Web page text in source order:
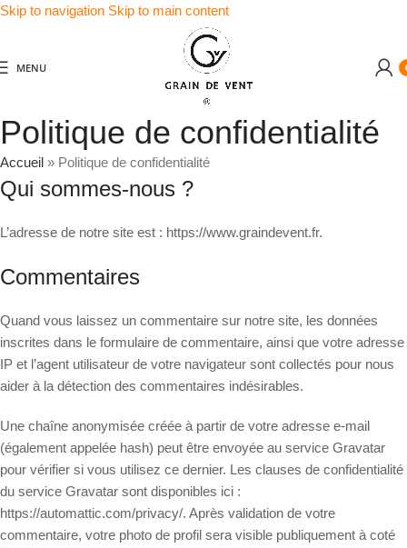
Skip to navigation Skip to main content
MENU
Politique de confidentialité
Accueil » Politique de confidentialité
Qui sommes-nous ?
L’adresse de notre site est : https://www.graindevent.fr.
Commentaires
Quand vous laissez un commentaire sur notre site, les données
inscrites dans le formulaire de commentaire, ainsi que votre adresse
IP et l’agent utilisateur de votre navigateur sont collectés pour nous
aider à la détection des commentaires indésirables.
Une chaîne anonymisée créée à partir de votre adresse e-mail
(également appelée hash) peut être envoyée au service Gravatar
pour vérifier si vous utilisez ce dernier. Les clauses de confidentialité
du service Gravatar sont disponibles ici :
https://automattic.com/privacy/. Après validation de votre
commentaire, votre photo de profil sera visible publiquement à coté